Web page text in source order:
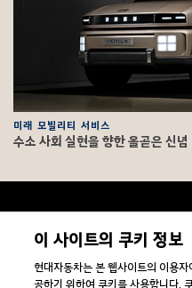
미래 모빌리티 서비스
수소 사회 실현을 향한 올곧은 신념
F
o
문의/법적고지
기업소개
이 사이트의 쿠키 정보
현대자동차는 본 웹사이트의 이용
공하기 위하여 쿠키를 사용합니다.